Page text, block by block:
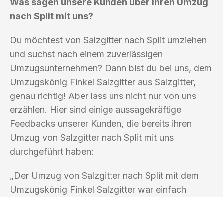
Was sagen unsere Kunden über ihren Umzug
nach Split mit uns?
Du möchtest von Salzgitter nach Split umziehen
und suchst nach einem zuverlässigen
Umzugsunternehmen? Dann bist du bei uns, dem
Umzugskönig Finkel Salzgitter aus Salzgitter,
genau richtig! Aber lass uns nicht nur von uns
erzählen. Hier sind einige aussagekräftige
Feedbacks unserer Kunden, die bereits ihren
Umzug von Salzgitter nach Split mit uns
durchgeführt haben:
„Der Umzug von Salzgitter nach Split mit dem
Umzugskönig Finkel Salzgitter war einfach